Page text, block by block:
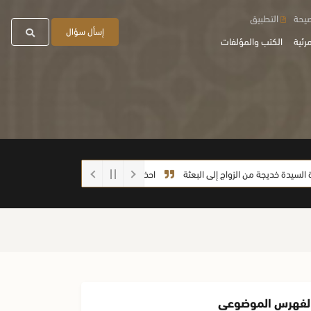
الكتب والمؤلفات
التطبيق
إسأل سؤال
من الزواج إلى البعثة احذروا الغش أيها الطلاب
الموضوعي